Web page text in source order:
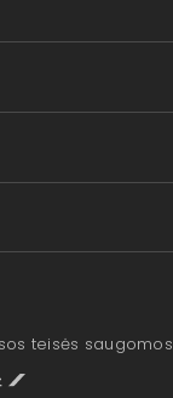
teisės saugomos